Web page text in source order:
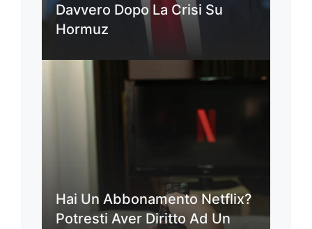
Davvero Dopo La Crisi Su
Hormuz
Hai Un Abbonamento Netflix?
Potresti Aver Diritto Ad Un